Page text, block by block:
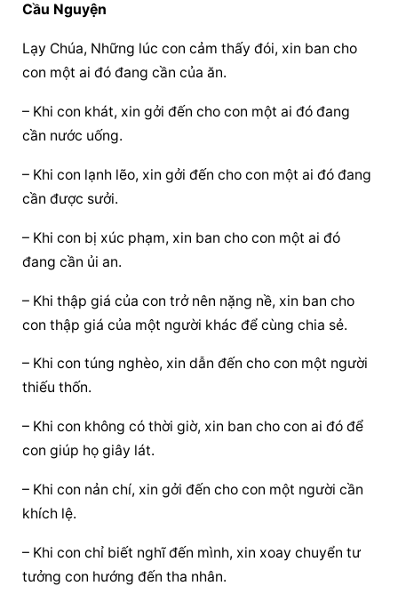
Cầu Nguyện
Lạy Chúa, Những lúc con cảm thấy đói, xin ban cho
con một ai đó đang cần của ăn.
– Khi con khát, xin gởi đến cho con một ai đó đang
cần nước uống.
– Khi con lạnh lẽo, xin gởi đến cho con một ai đó đang
cần được sưởi.
– Khi con bị xúc phạm, xin ban cho con một ai đó
đang cần ủi an.
– Khi thập giá của con trở nên nặng nề, xin ban cho
con thập giá của một người khác để cùng chia sẻ.
– Khi con túng nghèo, xin dẫn đến cho con một người
thiếu thốn.
– Khi con không có thời giờ, xin ban cho con ai đó để
con giúp họ giây lát.
– Khi con nản chí, xin gởi đến cho con một người cần
khích lệ.
– Khi con chỉ biết nghĩ đến mình, xin xoay chuyển tư
tưởng con hướng đến tha nhân.